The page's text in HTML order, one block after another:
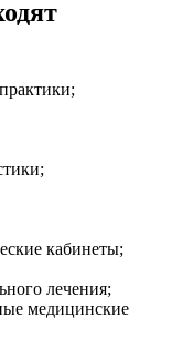
кабинеты;
лечения;
медицинские